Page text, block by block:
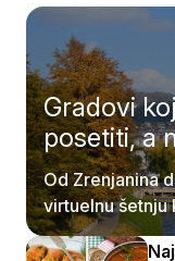
Gradovi
posetiti, a
Od Zrenjanina
virtuelnu
smete